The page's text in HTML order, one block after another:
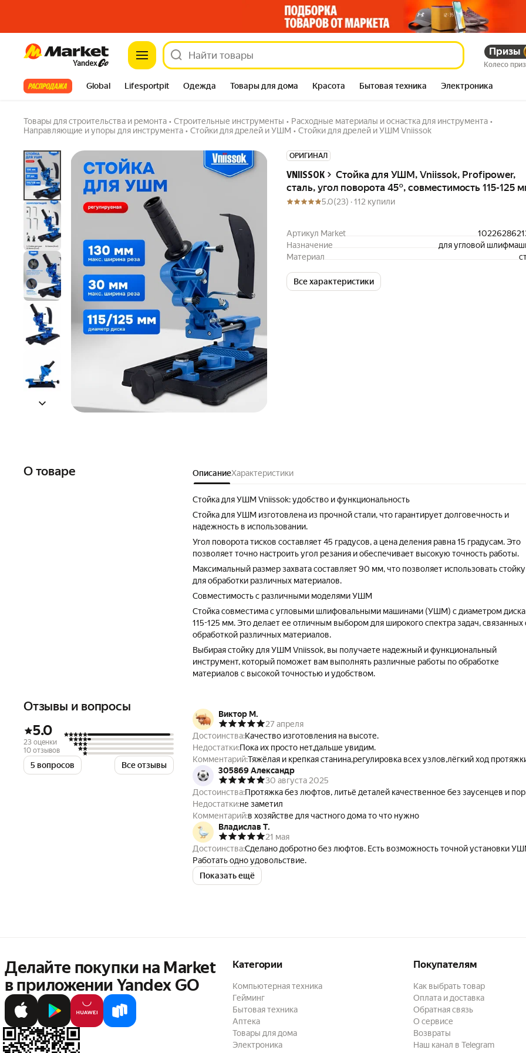
Market Призы
Колесо
Все хиты Global Lifesportpit Одежда Товары для дома Красота Бытовая техника Электроника
Товары для строительства и ремонта • Строительные инструменты • Расходные материалы и оснастка для инструмента •
Направляющие и упоры для инструмента • Стойки для дрелей и УШМ • Стойки для дрелей и УШМ Vniissok
Описание
ОРИГИНАЛ
VNIISSOK
Стойка для УШМ, Vniissok, Profipower,
сталь, угол поворота 45°, совместимость 115-125
5.0(23) ·112 купили
Артикул Market
Назначение
для угловой
Материал
Все характеристики
Стойка для УШМ, Vniissok, Profipower, сталь, угол поворота 45°,
совместимость 115-125 мм
112 купили 5 вопросов
1 546 427сум
О товаре ОписаниеХарактеристики
Стойка для УШМ Vniissok: удобство и функциональность
Стойка для УШМ изготовлена из прочной стали, что гарантирует долговечность и
надежность в использовании.
Угол поворота тисков составляет 45 градусов, а цена деления равна 15 градусам. Это
позволяет точно настроить угол резания и обеспечивает высокую точность работы.
Максимальный размер захвата составляет 90 мм, что позволяет использовать стойку
для обработки различных материалов.
Совместимость с различными моделями УШМ
Стойка совместима с угловыми шлифовальными машинами (УШМ) с диаметром диска
115-125 мм. Это делает ее отличным выбором для широкого спектра задач, связанных
обработкой различных материалов.
Выбирая стойку для УШМ Vniissok, вы получаете надежный и функциональный
инструмент, который поможет вам выполнять различные работы по обработке
материалов с высокой точностью и удобством.
Отзывы и вопросы
5.0
23 оценки
10 отзывов
5 вопросов Все отзывы
Виктор М.
27 апреля
Достоинства:Качество изготовления на высоте.
Недостатки:Пока их просто нет,дальше увидим.
Комментарий:Тяжёлая и крепкая станина,регулировка всех узлов,лёгкий ход
305869 Александр
30 августа 2025
Достоинства:Протяжка без люфтов, литьё деталей качественное без заусенцев и
Недостатки:не заметил
Комментарий:в хозяйстве для частного дома то что нужно
Владислав Т.
21 мая
Достоинства:Сделано добротно без люфтов. Есть возможность точной установки
Работать одно удовольствие.
Показать ещё
Делайте покупки на Market
в приложении Yandex GO
Категории
Компьютерная техника
Гейминг
Бытовая техника
Аптека
Товары для дома
Электроника
Покупателям
Как выбрать товар
Оплата и доставка
Обратная связь
О сервисе
Возвраты
Наш канал в Telegram